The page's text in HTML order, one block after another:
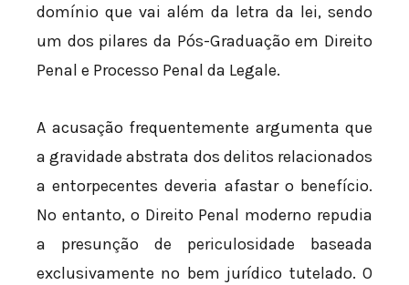
domínio que vai além da letra da lei, sendo
um dos pilares da Pós-Graduação em Direito
Penal e Processo Penal da Legale.
A acusação frequentemente argumenta que
a gravidade abstrata dos delitos relacionados
a entorpecentes deveria afastar o benefício.
No entanto, o Direito Penal moderno repudia
a presunção de periculosidade baseada
exclusivamente no bem jurídico tutelado. O